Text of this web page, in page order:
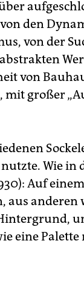
den
von der
von
mit großer
Wie in
Auf
aus anderen
eine